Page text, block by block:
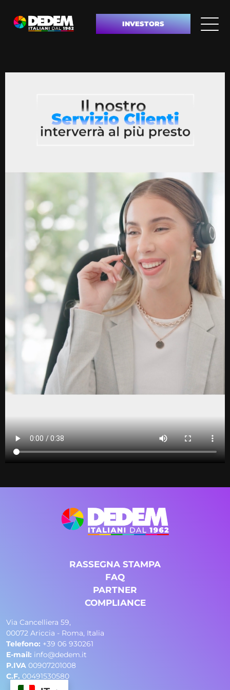
INVESTORS
RASSEGNA STAMPA
FAQ
PARTNER
COMPLIANCE
Via Cancelliera 59,
00072 Ariccia - Roma, Italia
Telefono: +39 06 930261
E-mail: info@dedem.it
P.IVA 00907201008
C.F. 00491530580